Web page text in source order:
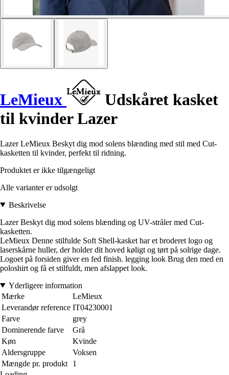
LeMieux
Udskåret kasket
til kvinder Lazer
Lazer LeMieux Beskyt dig mod solens blænding med stil med Cut-
kasketten til kvinder, perfekt til ridning.
Produktet er ikke tilgængeligt
Alle varianter er udsolgt
Beskrivelse
Lazer Beskyt dig mod solens blænding og UV-stråler med Cut-
kasketten.
LeMieux Denne stilfulde Soft Shell-kasket har et broderet logo og
laserskårne huller, der holder dit hoved køligt og tørt på solrige dage.
Logoet på forsiden giver en fed finish. legging look Brug den med en
poloshirt og få et stilfuldt, men afslappet look.
Yderligere information
Mærke
LeMieux
Leverandør reference IT04230001
Farve
grey
Dominerende farve
Grå
Køn
Kvinde
Aldersgruppe
Voksen
Mængde pr. produkt
1